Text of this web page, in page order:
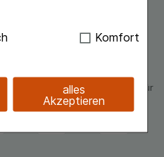
handelt es sich um
unserer
Navigation,
weshalb auf diese nicht
zu gestalten,
Komfort
alles
Akzeptieren
unseren verschiedenen
Bancontact und Rechnung (für